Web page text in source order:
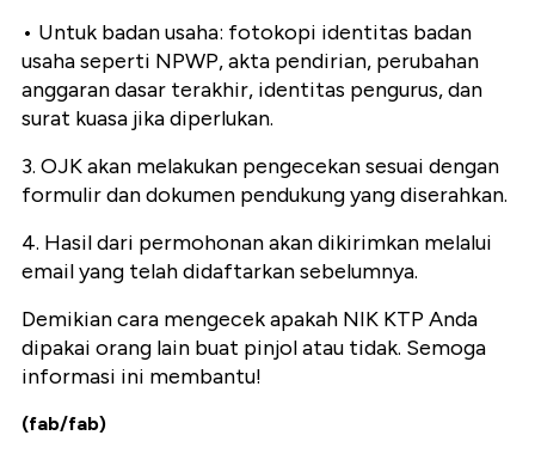
• Untuk badan usaha: fotokopi identitas badan
usaha seperti NPWP, akta pendirian, perubahan
anggaran dasar terakhir, identitas pengurus, dan
surat kuasa jika diperlukan.
3. OJK akan melakukan pengecekan sesuai dengan
formulir dan dokumen pendukung yang diserahkan.
4. Hasil dari permohonan akan dikirimkan melalui
email yang telah didaftarkan sebelumnya.
Demikian cara mengecek apakah NIK KTP Anda
dipakai orang lain buat pinjol atau tidak. Semoga
informasi ini membantu!
(fab/fab)